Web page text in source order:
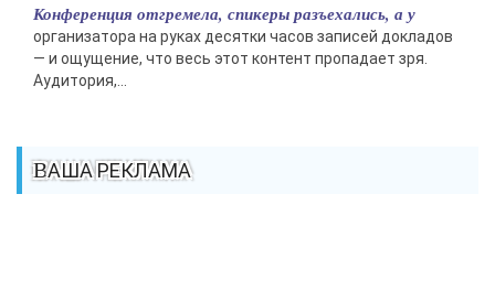
Конференция отгремела, спикеры разъехались, а у
организатора на руках десятки часов записей докладов
— и ощущение, что весь этот контент пропадает зря.
Аудитория,...
ВАША РЕКЛАМА